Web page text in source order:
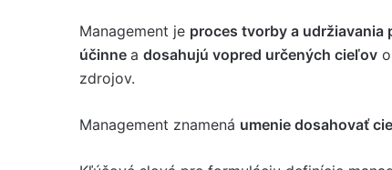
Management je proces tvorby a udržiavania
účinne a dosahujú vopred určených cieľov
zdrojov.
Management znamená umenie dosahovať